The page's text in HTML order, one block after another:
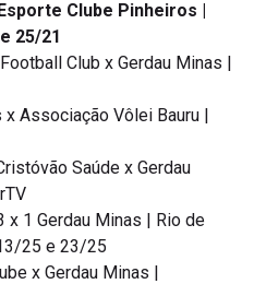
Clube Pinheiros |
25/21
Club x Gerdau Minas |
Associação Vôlei Bauru |
Saúde x Gerdau
1 Gerdau Minas | Rio de
25 e 23/25
x Gerdau Minas |